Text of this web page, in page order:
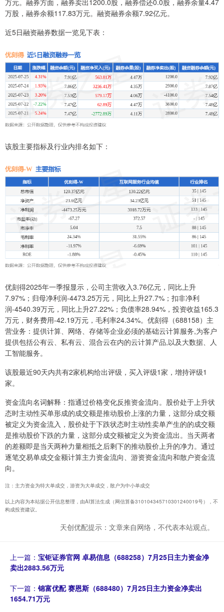
万股，融券余额117.83万元。融资融券余额7.92亿元。
近5日融资融券数据一览见下表：
该股主要指标及行业内排名如下：
优刻得2025年一季报显示，公司主营收入3.76亿元，同比上升
7.97%；归母净利润-4473.25万元，同比上升27.7%；扣非净利
润-4540.39万元，同比上升27.22%；负债率28.94%，投资收益165.3
万元，财务费用-42.19万元，毛利率24.34%。优刻得（688158）主
营业务：提供计算、网络、存储等企业必须的基础云计算服务,为客户
提供包括公有云、私有云、混合云在内的云计算产品,以及大数据、人
工智能服务。
该股最近90天内共有2家机构给出评级，买入评级1家，增持评级1
家。
资金流向名词解释：指通过价格变化反推资金流向。股价处于上升状
态时主动性买单形成的成交额是推动股价上涨的力量，这部分成交额
被定义为资金流入，股价处于下跌状态时主动性卖单产生的的成交额
是推动股价下跌的力量，这部分成交额被定义为资金流出。当天两者
的差额即是当天两种力量相抵之后剩下的推动股价上升的净力。通过
逐笔交易单成交金额计算主力资金流向、游资资金流向和散户资金流
向。
注：主力资金为特大单成交，游资为大单成交，散户为中小单成交
以上内容为本站据公开信息整理，由AI算法生成（网信算备310104345710301240019号），不
构成投资建议。
天创优配提示：文章来自网络，不代表本站观点。
上一篇： 宝钜证券官网 卓易信息（688258）7月25日主力资金净
卖出2883.56万元
下一篇： 锦富优配 赛恩斯（688480）7月25日主力资金净卖出
1654.71万元